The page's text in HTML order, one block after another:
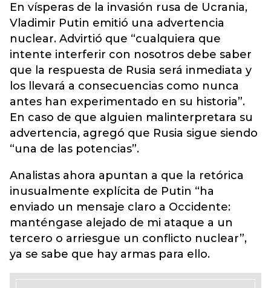
En vísperas de la invasión rusa de Ucrania,
Vladimir Putin emitió una advertencia
nuclear. Advirtió que “cualquiera que
intente interferir con nosotros debe saber
que la respuesta de Rusia será inmediata y
los llevará a consecuencias como nunca
antes han experimentado en su historia”.
En caso de que alguien malinterpretara su
advertencia, agregó que Rusia sigue siendo
“una de las potencias”.
Analistas ahora apuntan a que la retórica
inusualmente explícita de Putin “ha
enviado un mensaje claro a Occidente:
manténgase alejado de mi ataque a un
tercero o arriesgue un conflicto nuclear”,
ya se sabe que hay armas para ello.